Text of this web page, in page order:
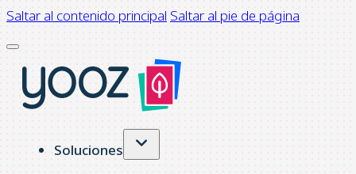
Saltar al contenido principal Saltar al pie de página
Soluciones